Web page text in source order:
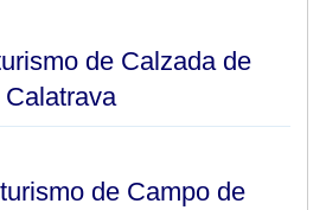
de Calzada de
Calatrava
de Campo de